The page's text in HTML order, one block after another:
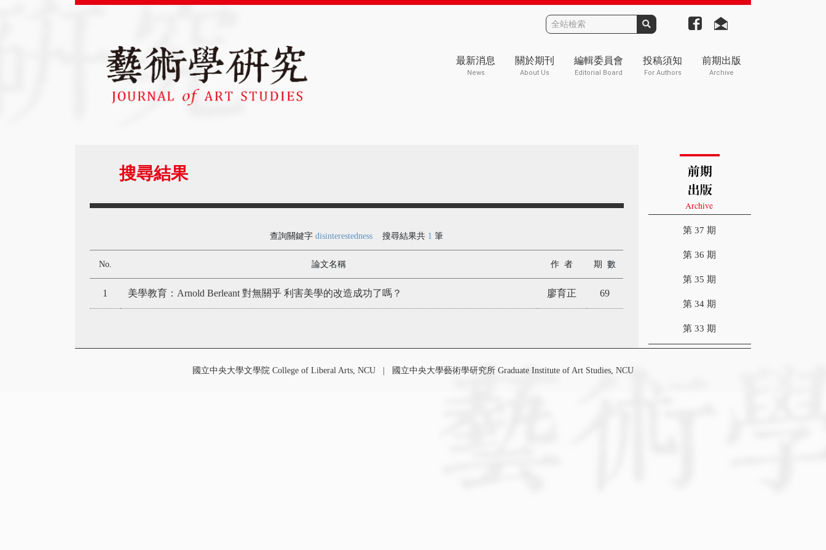
最新消息
News
關於期刊
About Us
編輯委員會
Editorial Board
投稿須知
For Authors
前期出版
Archive
搜尋結果
查詢關鍵字 disinterestedness 搜尋結果共 1 筆
No. 論文名稱 作 者 期 數
1 美學教育：Arnold Berleant 對無關乎 利害美學的改造成功了嗎？ 廖育正 69
第 37 期
第 36 期
第 35 期
第 34 期
第 33 期
國立中央大學文學院 College of Liberal Arts, NCU | 國立中央大學藝術學研究所 Graduate Institute of Art Studies, NCU